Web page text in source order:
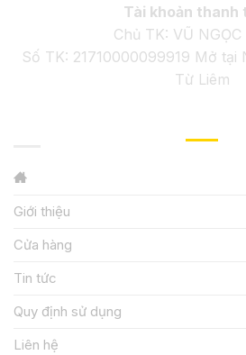
Tài khoản thanh
Chủ TK: VŨ
Số TK: 21710000099919 Mở tại
Từ Liêm
Giới thiệu
Cửa hàng
Tin tức
Quy định sử dụng
Liên hệ